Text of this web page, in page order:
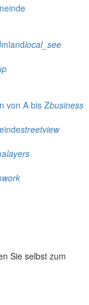
local_see
von A bis Zbusiness
streetview
layers
work
Sie selbst zum